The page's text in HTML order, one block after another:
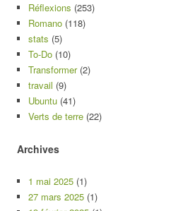
Réflexions (253)
Romano (118)
stats (5)
To-Do (10)
Transformer(2)
travail (9)
Ubuntu (41)
Verts de terre (22)
Archives
1 mai 2025 (1)
27 mars 2025 (1)